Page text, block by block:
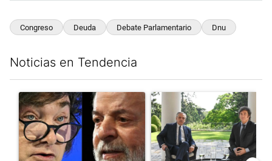
Congreso Deuda Debate Parlamentario Dnu
Noticias en Tendencia
Un artículo de tendencia con el título "Tensión Lula-Milei:
Un artículo de tendencia con